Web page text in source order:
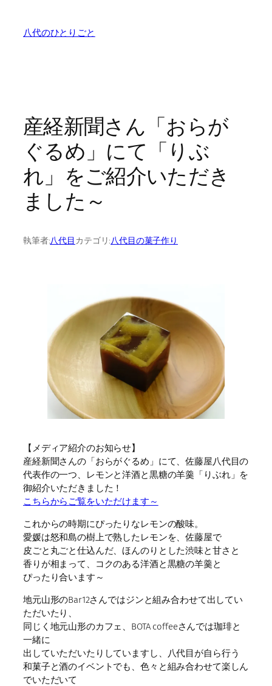
八代のひとりごと
産経新聞さん「おらが
ぐるめ」にて「りぶ
れ」をご紹介いただき
ました～
執筆者:八代目 カテゴリ:八代目の菓子作り
【メディア紹介のお知らせ】
産経新聞さんの「おらがぐるめ」にて、佐藤屋八代目の
代表作の一つ、レモンと洋酒と黒糖の羊羹「りぶれ」を
御紹介いただきました！
こちらからご覧をいただけます～
これからの時期にぴったりなレモンの酸味。
愛媛は怒和島の樹上で熟したレモンを、佐藤屋で
皮ごと丸ごと仕込んだ、ほんのりとした渋味と甘さと
香りが相まって、コクのある洋酒と黒糖の羊羹と
ぴったり合います～
地元山形のBar12さんではジンと組み合わせて出してい
ただいたり、
同じく地元山形のカフェ、BOTA coffeeさんでは珈琲と
一緒に
出していただいたりしていますし、八代目が自ら行う
和菓子と酒のイベントでも、色々と組み合わせて楽しん
でいただいて